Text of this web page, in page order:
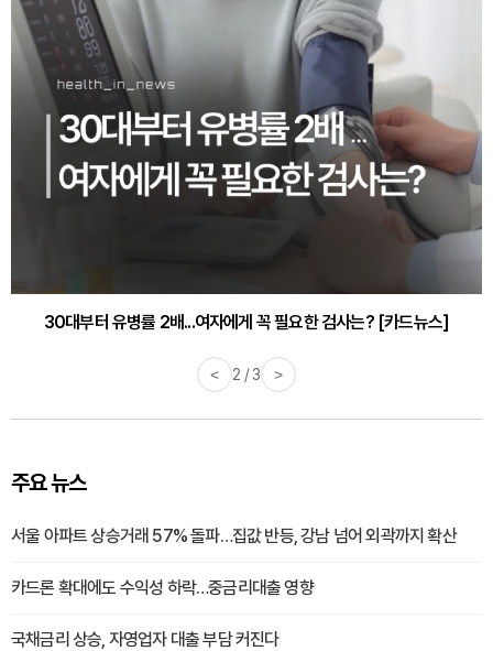
30대부터 유병률 2배...여자에게 꼭 필요한 검사는? [카드뉴스]
감기·독감 예방하고 면역력 높이는 4가지 영양제 [카드뉴스]
< 2 / 3 >
주요 뉴스
서울 아파트 상승거래 57% 돌파…집값 반등, 강남 넘어 외곽까지 확산
카드론 확대에도 수익성 하락…중금리대출 영향
국채금리 상승, 자영업자 대출 부담 커진다